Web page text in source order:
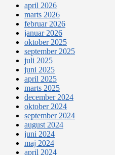
april 2026
marts 2026
februar 2026
januar 2026
oktober 2025
september 2025
juli 2025
juni 2025
april 2025
marts 2025
december 2024
oktober 2024
september 2024
august 2024
juni 2024
maj 2024
april 2024